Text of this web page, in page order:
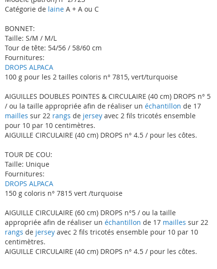
Catégorie de laine A + A ou C
BONNET:
Taille: S/M / M/L
Tour de tête: 54/56 / 58/60 cm
Fournitures:
DROPS ALPACA
100 g pour les 2 tailles coloris n° 7815, vert/turquoise
AIGUILLES DOUBLES POINTES & CIRCULAIRE (40 cm) DROPS n° 5
/ ou la taille appropriée afin de réaliser un échantillon de 17
mailles sur 22 rangs de jersey avec 2 fils tricotés ensemble
pour 10 par 10 centimètres.
AIGUILLE CIRCULAIRE (40 cm) DROPS n° 4.5 / pour les côtes.
TOUR DE COU:
Taille: Unique
Fournitures:
DROPS ALPACA
150 g coloris n° 7815 vert /turquoise
AIGUILLE CIRCULAIRE (60 cm) DROPS n°5 / ou la taille
appropriée afin de réaliser un échantillon de 17 mailles sur 22
rangs de jersey avec 2 fils tricotés ensemble pour 10 par 10
centimètres.
AIGUILLE CIRCULAIRE (40 cm) DROPS n° 4.5 / pour les côtes.